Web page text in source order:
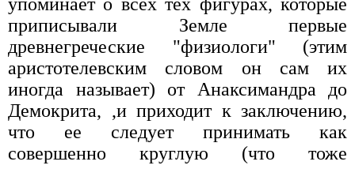
приписывали Земле первые
древнегреческие "физиологи" (этим
аристотелевским словом он сам их
иногда называет) от Анаксимандра до
Демокрита, ,и приходит к заключению,
что ее следует принимать как
совершенно круглую (что тоже